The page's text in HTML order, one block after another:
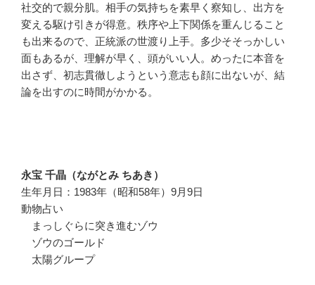
社交的で親分肌。相手の気持ちを素早く察知し、出方を
変える駆け引きが得意。秩序や上下関係を重んじること
も出来るので、正統派の世渡り上手。多少そそっかしい
面もあるが、理解が早く、頭がいい人。めったに本音を
出さず、初志貫徹しようという意志も顔に出ないが、結
論を出すのに時間がかかる。
永宝 千晶（ながとみ ちあき）
生年月日：1983年（昭和58年）9月9日
動物占い
まっしぐらに突き進むゾウ
ゾウのゴールド
太陽グループ